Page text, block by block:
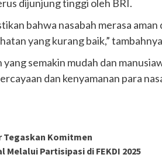
dijunjung tinggi oleh BRI.
bahwa nasabah merasa
yang kurang baik,”
yang semakin mudah dan
dan kenyamanan para
Tegaskan Komitmen
Partisipasi di FEKDI 2025